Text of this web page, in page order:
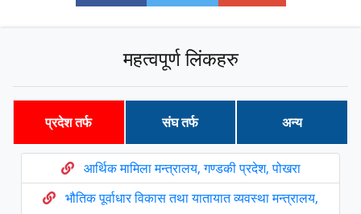
महत्वपूर्ण लिंकहरु
प्रदेश तर्फ संघ तर्फ अन्य
आर्थिक मामिला मन्त्रालय, गण्डकी प्रदेश, पोखरा
भौतिक पूर्वाधार विकास तथा यातायात व्यवस्था मन्त्रालय,